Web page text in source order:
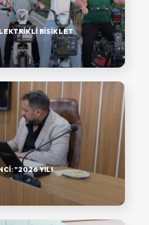
BISIKLET
"2026 YILI